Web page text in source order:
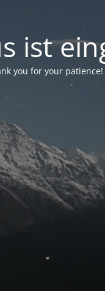
ist
you for your patience!